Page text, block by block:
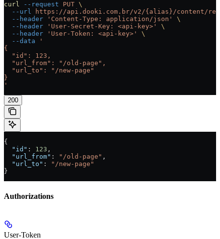
curl --request PUT \
  --url
https://api.dooki.com.br/v2/{alias}/content/
  --header
'Content-Type: application/json'
\
  --header
'User-Secret-Key: <api-key>'
\
  --header
'User-Token: <api-key>'
\
  --data
'
{
  "id": 123,
  "url_from": "/old-page",
  "url_to": "/new-page"
}
'
200
{
  "id"
: 123 ,
  "url_from"
: "/old-page" ,
  "url_to"
:
"/new-page"
}
Authorizations
User-Token